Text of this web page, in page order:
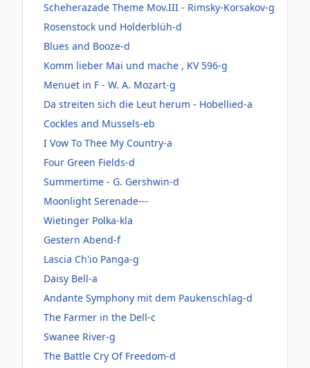
Scheherazade Theme Mov.III - Rimsky-Korsakov-g
Rosenstock und Holderblüh-d
Blues and Booze-d
Komm lieber Mai und mache , KV 596-g
Menuet in F - W. A. Mozart-g
Da streiten sich die Leut herum - Hobellied-a
Cockles and Mussels-eb
I Vow To Thee My Country-a
Four Green Fields-d
Summertime - G. Gershwin-d
Moonlight Serenade---
Wietinger Polka-kla
Gestern Abend-f
Lascia Ch'io Panga-g
Daisy Bell-a
Andante Symphony mit dem Paukenschlag-d
The Farmer in the Dell-c
Swanee River-g
The Battle Cry Of Freedom-d